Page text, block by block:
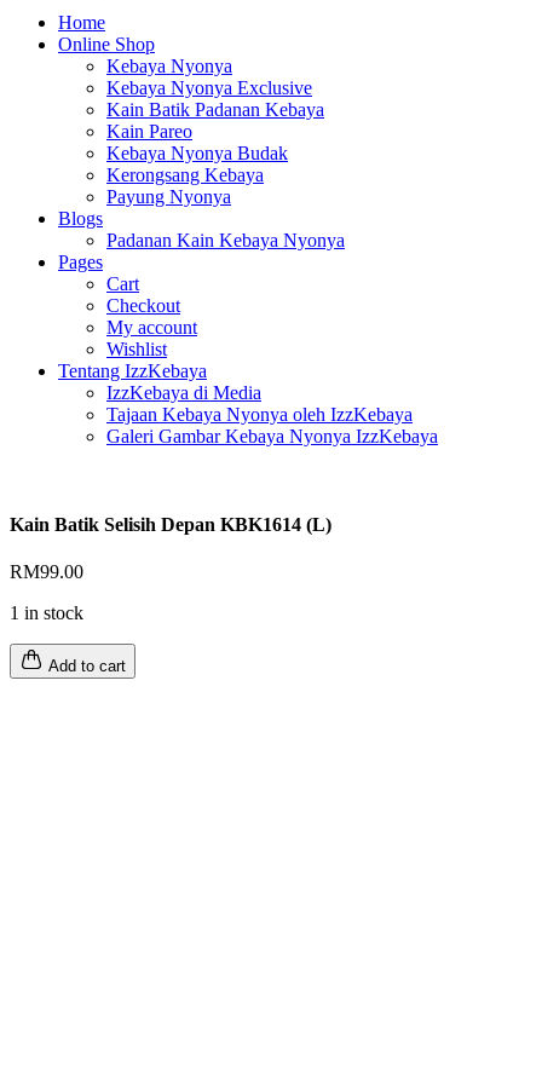
Home
Online Shop
Kebaya Nyonya
Kebaya Nyonya Exclusive
Kain Batik Padanan Kebaya
Kain Pareo
Kebaya Nyonya Budak
Kerongsang Kebaya
Payung Nyonya
Blogs
Padanan Kain Kebaya Nyonya
Pages
Cart
Checkout
My account
Wishlist
Tentang IzzKebaya
IzzKebaya di Media
Tajaan Kebaya Nyonya oleh IzzKebaya
Galeri Gambar Kebaya Nyonya IzzKebaya
Kain Batik Selisih Depan KBK1614 (L)
RM99.00
1 in stock
Add to cart